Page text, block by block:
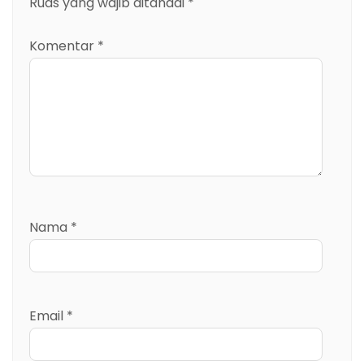
Komentar *
Nama *
Email *